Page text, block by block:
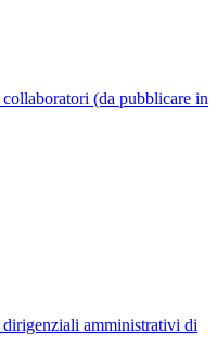
(da pubblicare in
amministrativi di